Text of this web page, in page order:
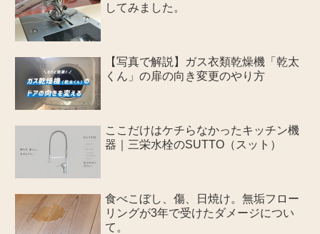
してみました。
【写真で解説】ガス衣類乾燥機「乾太
くん」の扉の向き変更のやり方
ここだけはケチらなかったキッチン機
器｜三栄水栓のSUTTO（スット）
食べこぼし、傷、日焼け。無垢フロー
リングが3年で受けたダメージについ
て。